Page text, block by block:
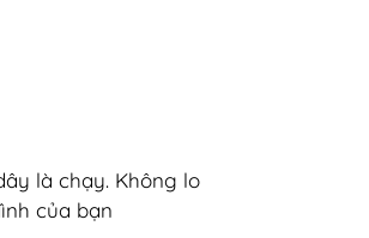
là chạy. Không lo
của bạn